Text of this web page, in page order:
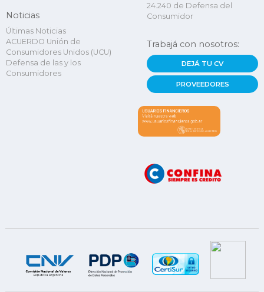
Noticias
Últimas Noticias
ACUERDO Unión de
Consumidores Unidos (UCU)
Defensa de las y los
Consumidores
24.240 de Defensa del
Consumidor
Trabajá con nosotros:
DEJÁ TU CV
PROVEEDORES